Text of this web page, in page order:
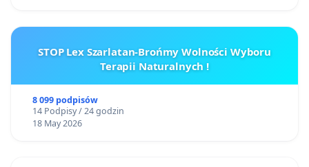
STOP Lex Szarlatan-Brońmy Wolności Wyboru
Terapii Naturalnych !
8 099 podpisów
14 Podpisy / 24 godzin
18 May 2026